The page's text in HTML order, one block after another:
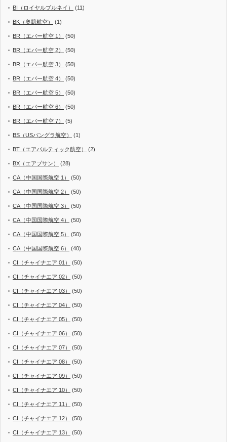
BI（ロイヤルブルネイ） (11)
BK（奥凱航空） (1)
BR（エバー航空 1） (50)
BR（エバー航空 2） (50)
BR（エバー航空 3） (50)
BR（エバー航空 4） (50)
BR（エバー航空 5） (50)
BR（エバー航空 6） (50)
BR（エバー航空 7） (5)
BS（USバングラ航空） (1)
BT（エアバルティック航空） (2)
BX（エアプサン） (28)
CA（中国国際航空 1） (50)
CA（中国国際航空 2） (50)
CA（中国国際航空 3） (50)
CA（中国国際航空 4） (50)
CA（中国国際航空 5） (50)
CA（中国国際航空 6） (40)
CI（チャイナエア 01） (50)
CI（チャイナエア 02） (50)
CI（チャイナエア 03） (50)
CI（チャイナエア 04） (50)
CI（チャイナエア 05） (50)
CI（チャイナエア 06） (50)
CI（チャイナエア 07） (50)
CI（チャイナエア 08） (50)
CI（チャイナエア 09） (50)
CI（チャイナエア 10） (50)
CI（チャイナエア 11） (50)
CI（チャイナエア 12） (50)
CI（チャイナエア 13） (50)